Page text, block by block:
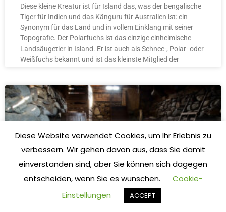
Diese kleine Kreatur ist für Island das, was der bengalische
Tiger für Indien und das Känguru für Australien ist: ein
Synonym für das Land und in vollem Einklang mit seiner
Topografie. Der Polarfuchs ist das einzige einheimische
Landsäugetier in Island. Er ist auch als Schnee-, Polar- oder
Weißfuchs bekannt und ist das kleinste Mitglied der
Diese Website verwendet Cookies, um Ihr Erlebnis zu
verbessern. Wir gehen davon aus, dass Sie damit
einverstanden sind, aber Sie können sich dagegen
entscheiden, wenn Sie es wünschen.
Cookie-
Einstellungen
ACCEPT